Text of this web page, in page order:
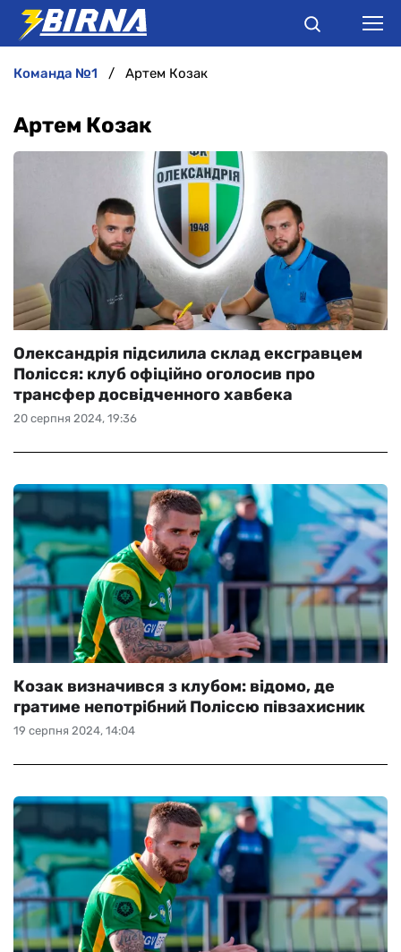
АНАЛІТИКА
БУКМЕКЕРИ
команда №1 Артем Козак
Артем Козак
20 серпня 2024, 19:36
Олександрія підсилила склад ексгравцем
Полісся: клуб офіційно оголосив про
трансфер досвідченного хавбека
19 серпня 2024, 14:04
Козак визначився з клубом: відомо, де
гратиме непотрібний Поліссю півзахисник